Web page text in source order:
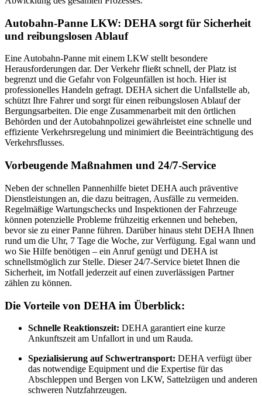
Autobahn-Panne LKW: DEHA sorgt für Sicherheit
und reibungslosen Ablauf
Eine Autobahn-Panne mit einem LKW stellt besondere
Herausforderungen dar. Der Verkehr fließt schnell, der Platz ist
begrenzt und die Gefahr von Folgeunfällen ist hoch. Hier ist
professionelles Handeln gefragt. DEHA sichert die Unfallstelle ab,
schützt Ihre Fahrer und sorgt für einen reibungslosen Ablauf der
Bergungsarbeiten. Die enge Zusammenarbeit mit den örtlichen
Behörden und der Autobahnpolizei gewährleistet eine schnelle und
effiziente Verkehrsregelung und minimiert die Beeinträchtigung des
Verkehrsflusses.
Vorbeugende Maßnahmen und 24/7-Service
Neben der schnellen Pannenhilfe bietet DEHA auch präventive
Dienstleistungen an, die dazu beitragen, Ausfälle zu vermeiden.
Regelmäßige Wartungschecks und Inspektionen der Fahrzeuge
können potenzielle Probleme frühzeitig erkennen und beheben,
bevor sie zu einer Panne führen. Darüber hinaus steht DEHA Ihnen
rund um die Uhr, 7 Tage die Woche, zur Verfügung. Egal wann und
wo Sie Hilfe benötigen – ein Anruf genügt und DEHA ist
schnellstmöglich zur Stelle. Dieser 24/7-Service bietet Ihnen die
Sicherheit, im Notfall jederzeit auf einen zuverlässigen Partner
zählen zu können.
Die Vorteile von DEHA im Überblick:
Schnelle Reaktionszeit: DEHA garantiert eine kurze
Ankunftszeit am Unfallort in und um Rauda.
Spezialisierung auf Schwertransport: DEHA verfügt über
das notwendige Equipment und die Expertise für das
Abschleppen und Bergen von LKW, Sattelzügen und anderen
schweren Nutzfahrzeugen.